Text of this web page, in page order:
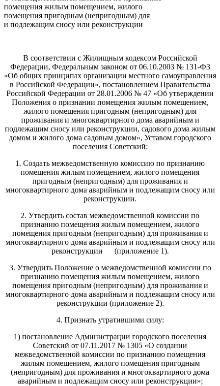
помещения жилым помещением, жилого
помещения пригодным (непригодным) для
и подлежащим сносу или реконструкции
В соответствии с Жилищным кодексом Российской
Федерации, Федеральным законом от 06.10.2003 № 131-ФЗ
«Об общих принципах организации местного самоуправления
в Российской Федерации», постановлением Правительства
Российской Федерации от 28.01.2006 № 47 «Об утверждении
Положения о признании помещения жилым помещением,
жилого помещения пригодным (непригодным) для
проживания и многоквартирного дома аварийным и
подлежащим сносу или реконструкции, садового дома жилым
домом и жилого дома садовым домом», Уставом городского
поселения Советский:
1. Создать межведомственную комиссию по признанию
помещения жилым помещением, жилого помещения
пригодным (непригодным) для проживания и
многоквартирного дома аварийным и подлежащим сносу или
реконструкции.
2. Утвердить состав межведомственной комиссии по
признанию помещения жилым помещением, жилого
помещения пригодным (непригодным) для проживания и
многоквартирного дома аварийным и подлежащим сносу или
реконструкции (приложение 1).
3. Утвердить Положение о межведомственной комиссии по
признанию помещения жилым помещением, жилого
помещения пригодным (непригодным) для проживания и
многоквартирного дома аварийным и подлежащим сносу или
реконструкции (приложение 2).
4. Признать утратившими силу:
1) постановление Администрации городского поселения
Советский от 07.11.2017 № 1305 «О создании
межведомственной комиссии по признанию помещения
жилым помещением, жилого помещения пригодным
(непригодным) для проживания и многоквартирного дома
аварийным и подлежащим сносу или реконструкции»;